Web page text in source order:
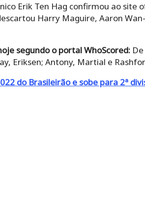
Erik Ten Hag confirmou ao site
Harry Maguire, Aaron
segundo o portal WhoScored:
Eriksen; Antony, Martial e
do Brasileirão e sobe para 2ª